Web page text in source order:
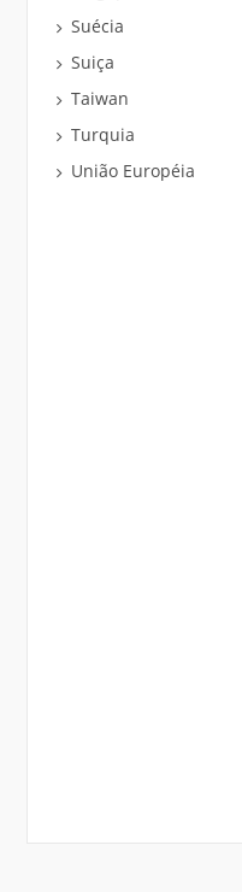
Suécia
Suiça
Taiwan
Turquia
União Européia